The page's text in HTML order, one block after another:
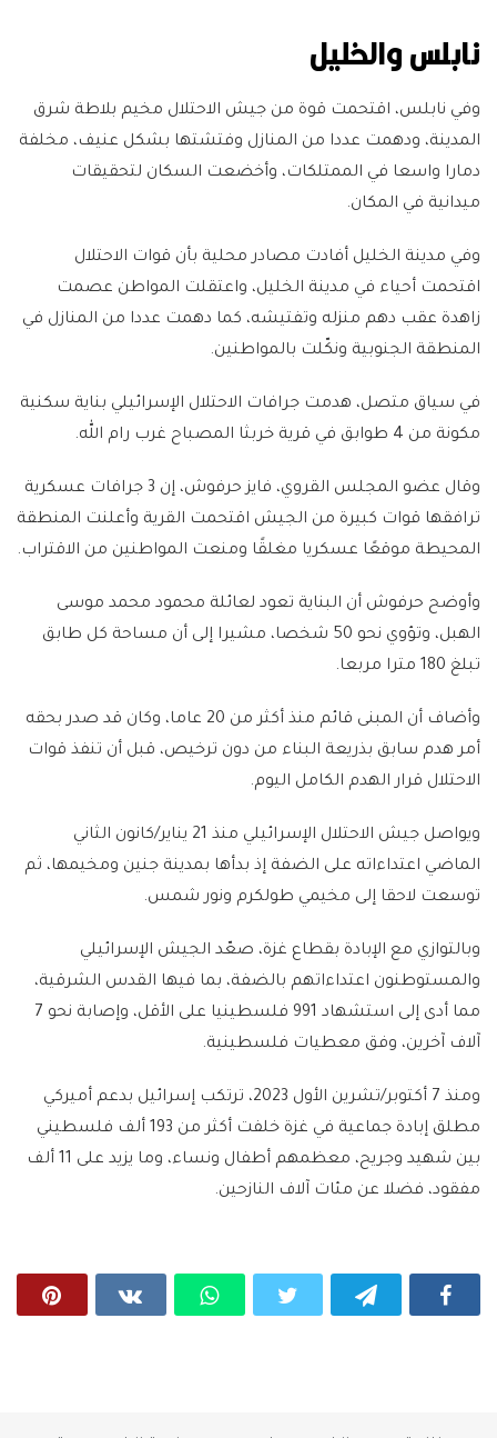
نابلس والخليل
وفي نابلس، اقتحمت قوة من جيش الاحتلال مخيم بلاطة شرق
المدينة، ودهمت عددا من المنازل وفتشتها بشكل عنيف، مخلفة
دمارا واسعا في الممتلكات، وأخضعت السكان لتحقيقات
ميدانية في المكان.
وفي مدينة الخليل أفادت مصادر محلية بأن قوات الاحتلال
اقتحمت أحياء في مدينة الخليل، واعتقلت المواطن عصمت
زاهدة عقب دهم منزله وتفتيشه، كما دهمت عددا من المنازل في
المنطقة الجنوبية ونكّلت بالمواطنين.
في سياق متصل، هدمت جرافات الاحتلال الإسرائيلي بناية سكنية
مكونة من 4 طوابق في قرية خربثا المصباح غرب رام الله.
وقال عضو المجلس القروي، فايز حرفوش، إن 3 جرافات عسكرية
ترافقها قوات كبيرة من الجيش اقتحمت القرية وأعلنت المنطقة
المحيطة موقعًا عسكريا مغلقًا ومنعت المواطنين من الاقتراب.
وأوضح حرفوش أن البناية تعود لعائلة محمود محمد موسى
الهبل، وتؤوي نحو 50 شخصا، مشيرا إلى أن مساحة كل طابق
تبلغ 180 مترا مربعا.
وأضاف أن المبنى قائم منذ أكثر من 20 عاما، وكان قد صدر بحقه
أمر هدم سابق بذريعة البناء من دون ترخيص، قبل أن تنفذ قوات
الاحتلال قرار الهدم الكامل اليوم.
ويواصل جيش الاحتلال الإسرائيلي منذ 21 يناير/كانون الثاني
الماضي اعتداءاته على الضفة إذ بدأها بمدينة جنين ومخيمها، ثم
توسعت لاحقا إلى مخيمي طولكرم ونور شمس.
وبالتوازي مع الإبادة بقطاع غزة، صعّد الجيش الإسرائيلي
والمستوطنون اعتداءاتهم بالضفة، بما فيها القدس الشرقية،
مما أدى إلى استشهاد 991 فلسطينيا على الأقل، وإصابة نحو 7
آلاف آخرين، وفق معطيات فلسطينية.
ومنذ 7 أكتوبر/تشرين الأول 2023، ترتكب إسرائيل بدعم أميركي
مطلق إبادة جماعية في غزة خلفت أكثر من 193 ألف فلسطيني
بين شهيد وجريح، معظمهم أطفال ونساء، وما يزيد على 11 ألف
مفقود، فضلا عن مئات آلاف النازحين.